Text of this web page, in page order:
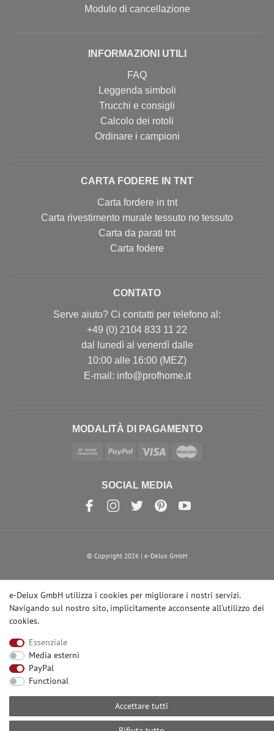
Modulo di cancellazione
INFORMAZIONI UTILI
FAQ
Leggenda simboli
Trucchi e consigli
Calcolo dei rotoli
Ordinare i campioni
CARTA FODERE IN TNT
Carta fordere in tnt
Carta rivestimento murale tessuto no tessuto
Carta da parati tnt
Carta fodere
CONTATO
Serve aiuto? Ci contatti per telefono al:
+49 (0) 2104 833 11 22
dal lunedì al venerdì dalle
10:00 alle 16:00 (MEZ)
E-mail: info@profhome.it
MODALITÀ DI PAGAMENTO
SOCIAL MEDIA
© Copyright 2026 | e-Delux GmbH
e-Delux GmbH utilizza i cookies per migliorare i nostri servizi.
Navigando sul nostro sito, implicitamente acconsente all’utilizzo dei
cookies.
Essenziale
Media esterni
PayPal
Functional
Accettare tutti